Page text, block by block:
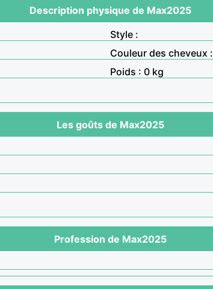
Description physique de Max2025
Style :
Couleur des cheveux :
Poids : 0 kg
Les goûts de Max2025
Profession de Max2025